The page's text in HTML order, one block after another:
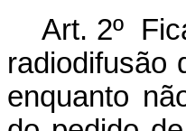
Art. 2º
radiodifusão
enquanto